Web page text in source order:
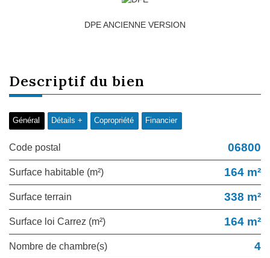
DPE ANCIENNE VERSION
descriptif du bien
Général Détails + Copropriété Financier
Code postal 06800
Surface habitable (m²) 164 m²
surface terrain 338 m²
Surface loi Carrez (m²) 164 m²
Nombre de chambre(s) 4